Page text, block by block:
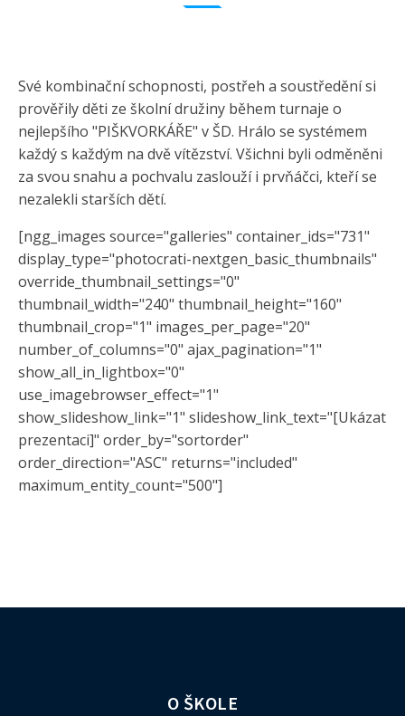
Své kombinační schopnosti, postřeh a soustředění si
prověřily děti ze školní družiny během turnaje o
nejlepšího "PIŠKVORKÁŘE" v ŠD. Hrálo se systémem
každý s každým na dvě vítězství. Všichni byli odměněni
za svou snahu a pochvalu zaslouží i prvňáčci, kteří se
nezalekli starších dětí.
[ngg_images source="galleries" container_ids="731"
display_type="photocrati-nextgen_basic_thumbnails"
override_thumbnail_settings="0"
thumbnail_width="240" thumbnail_height="160"
thumbnail_crop="1" images_per_page="20"
number_of_columns="0" ajax_pagination="1"
show_all_in_lightbox="0"
use_imagebrowser_effect="1"
show_slideshow_link="1" slideshow_link_text="[Ukázat
prezentaci]" order_by="sortorder"
order_direction="ASC" returns="included"
maximum_entity_count="500"]
O ŠKOLE